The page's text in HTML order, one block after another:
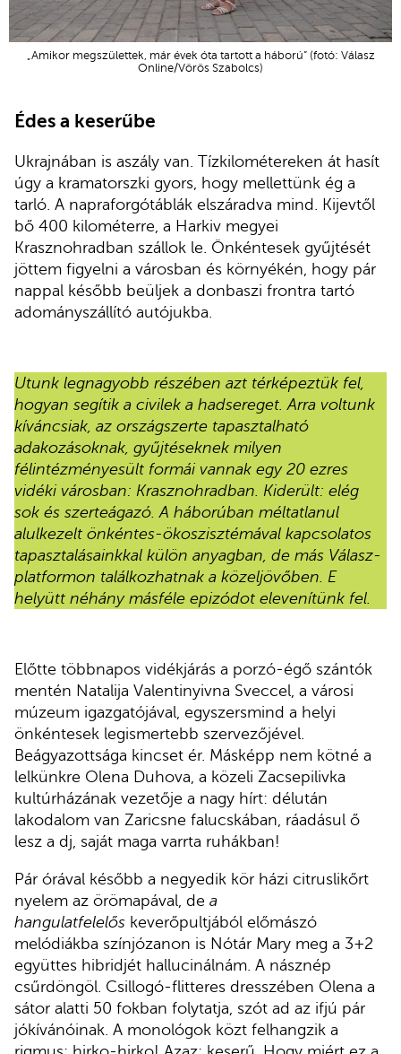
„Amikor megszülettek, már évek óta tartott a háború” (fotó: Válasz
Online/Vörös Szabolcs)
Édes a keserűbe
Ukrajnában is aszály van. Tízkilométereken át hasít
úgy a kramatorszki gyors, hogy mellettünk ég a
tarló. A napraforgótáblák elszáradva mind. Kijevtől
bő 400 kilométerre, a Harkiv megyei
Krasznohradban szállok le. Önkéntesek gyűjtését
jöttem figyelni a városban és környékén, hogy pár
nappal később beüljek a donbaszi frontra tartó
adományszállító autójukba.
Utunk legnagyobb részében azt térképeztük fel,
hogyan segítik a civilek a hadsereget. Arra voltunk
kíváncsiak, az országszerte tapasztalható
adakozásoknak, gyűjtéseknek milyen
félintézményesült formái vannak egy 20 ezres
vidéki városban: Krasznohradban. Kiderült: elég
sok és szerteágazó. A háborúban méltatlanul
alulkezelt önkéntes-ökoszisztémával kapcsolatos
tapasztalásainkkal külön anyagban, de más Válasz-
platformon találkozhatnak a közeljövőben. E
helyütt néhány másféle epizódot elevenítünk fel.
Előtte többnapos vidékjárás a porzó-égő szántók
mentén Natalija Valentinyivna Sveccel, a városi
múzeum igazgatójával, egyszersmind a helyi
önkéntesek legismertebb szervezőjével.
Beágyazottsága kincset ér. Másképp nem kötné a
lelkünkre Olena Duhova, a közeli Zacsepilivka
kultúrházának vezetője a nagy hírt: délután
lakodalom van Zaricsne falucskában, ráadásul ő
lesz a dj, saját maga varrta ruhákban!
Pár órával később a negyedik kör házi citruslikőrt
nyelem az örömapával, de a
hangulatfelelős keverőpultjából előmászó
melódiákba színjózanon is Nótár Mary meg a 3+2
együttes hibridjét hallucinálnám. A násznép
csűrdöngöl. Csillogó-flitteres dresszében Olena a
sátor alatti 50 fokban folytatja, szót ad az ifjú pár
jókívánóinak. A monológok közt felhangzik a